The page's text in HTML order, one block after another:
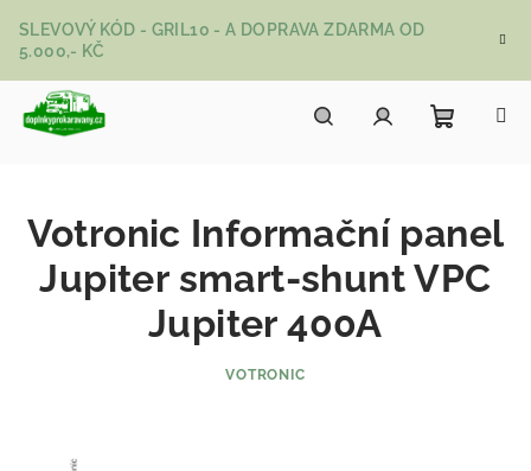
SLEVOVÝ KÓD - GRIL10 - A DOPRAVA ZDARMA OD
5.000,- KČ
Votronic Informační panel
Jupiter smart-shunt VPC
Jupiter 400A
VOTRONIC